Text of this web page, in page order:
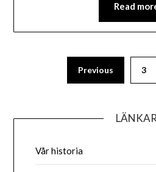
Read
pagination
Previous 3
Vår historia